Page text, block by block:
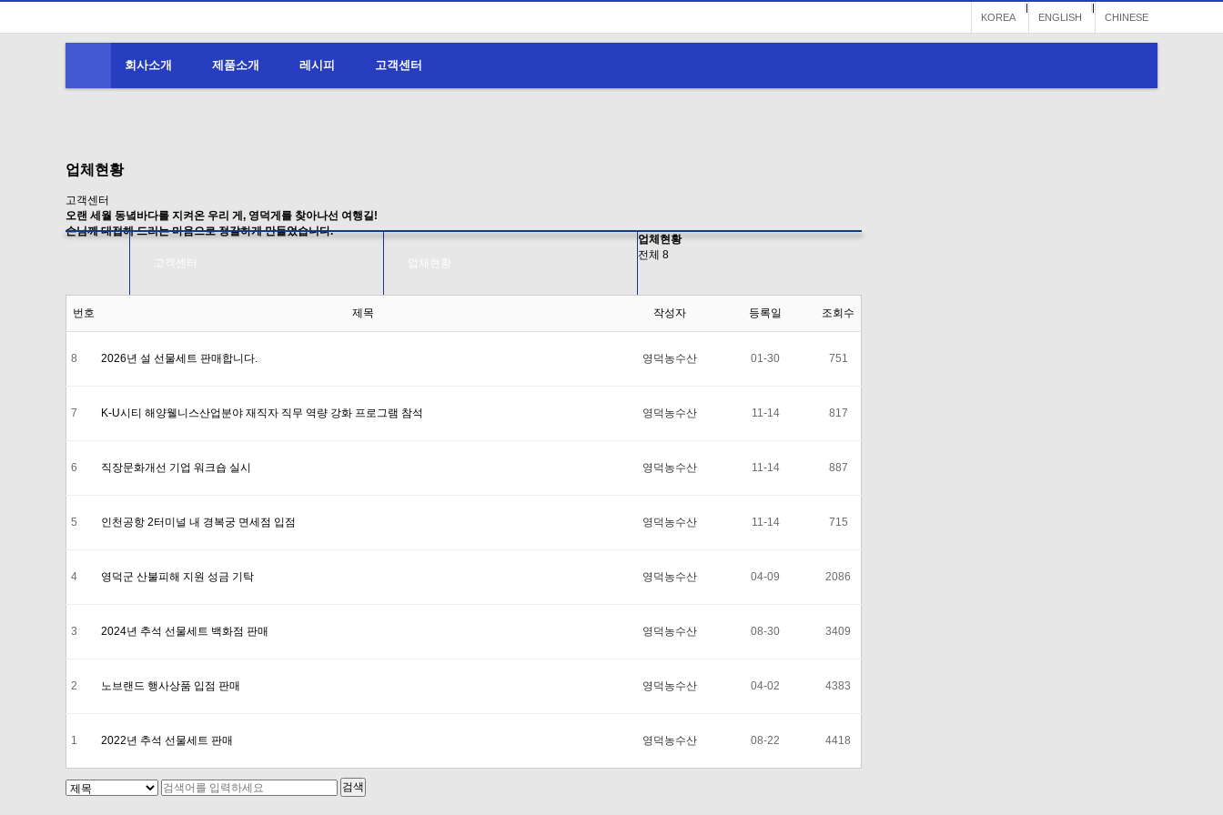
CHINESE
|
ENGLISH
|
KOREA
회사소개 제품소개 레시피 고객센터
업체현황
고객센터
오랜 세월 동녘바다를 지켜온 우리 게, 영덕게를 찾아나선 여행길!
손님께 대접해 드리는 마음으로 정갈하게 만들었습니다.
고객센터
업체현황
전체 8
번호 제목 작성자 등록일 조회수
8 2026 년 설 선물세트 판매합니다. 영덕농수산 01-30 751
7 K-U시티 해양웰니스산업분야 재직자 직무 역량 강화 프로그램 참석 영덕농수산 11-14 817
6 직장문화개선 기업 워크숍 실시 영덕농수산 11-14 887
5 인천공항 2터미널 내 경복궁 면세점 입점 영덕농수산 11-14 715
4 영덕군 산불피해 지원 성금 기탁 영덕농수산 04-09 2086
3 2024 년 추석 선물세트 백화점 판매 영덕농수산 08-30 3409
2 노브랜드 행사상품 입점 판매 영덕농수산 04-02 4383
1 2022년 추석 선물세트 판매 영덕농수산 08-22 4418
검색